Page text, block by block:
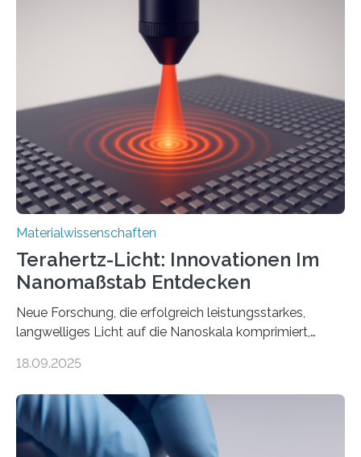
Nichtmetallen vorkommt und insbesondere für
Sensorik und Elektrotechnik von Interesse ist. Über ihre
Erkenntnisse berichten die Forschenden im Journal of
the American Chemical Society. —What for?
Materialien, die gleichzeitig Strom leiten und Licht
beeinflussen können, sind für viele moderne
Technologien…
Materialwissenschaften
Terahertz-Licht: Innovationen Im
Nanomaßstab Entdecken
Neue Forschung, die erfolgreich leistungsstarkes,
langwelliges Licht auf die Nanoskala komprimiert,
optoelektronischen Geräten ermöglichen, geleitet von
Forschung, die erfolgreich leistungsstarkes,
langwelliges Licht auf die Nanoskala komprimiert,
könnte Fortschritte in der Terahertz-Optik und bei
18.09.2025